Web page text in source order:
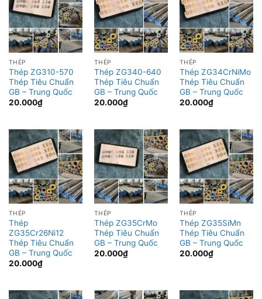
THÉP
Thép ZG310-570
Thép Tiêu Chuẩn
GB – Trung Quốc
20.000₫
THÉP
Thép ZG340-640
Thép Tiêu Chuẩn
GB – Trung Quốc
20.000₫
THÉP
Thép ZG34CrNiMo
Thép Tiêu Chuẩn
GB – Trung Quốc
20.000₫
THÉP
Thép
ZG35Cr26Ni12
Thép Tiêu Chuẩn
GB – Trung Quốc
20.000₫
THÉP
Thép ZG35CrMo
Thép Tiêu Chuẩn
GB – Trung Quốc
20.000₫
THÉP
Thép ZG35SiMn
Thép Tiêu Chuẩn
GB – Trung Quốc
20.000₫